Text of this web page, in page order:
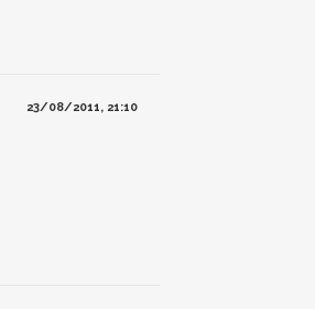
23/08/2011, 21:10